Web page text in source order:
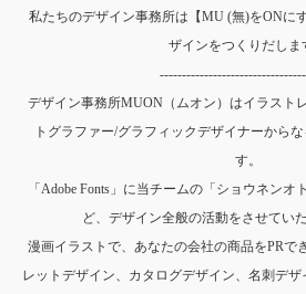
私たちのデザイン事務所は【MU (無)をONに
ザインをつくりだしま
デザイン事務所MUON（ムオン）はイラスト
トグラファー/グラフィックデザイナーから
す。
「Adobe Fonts」に当チームの「ショウネン
ど、デザイン全般の活動をさせてい
漫画イラストで、あなたの会社の商品をPRで
レットデザイン、カタログデザイン、名刺デ